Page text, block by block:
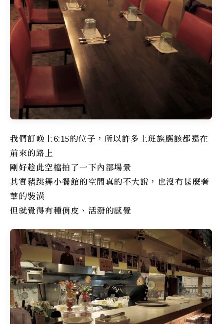
我們訂晚上6:15的位子，所以許多上班族應該都還在
前來的路上
剛好趁此空檔拍了一下內部場景
其實豬跳舞小餐館的空間真的不大說，也沒有甚麼奢
華的裝潢
但就覺得有種俏皮、活潑的感覺